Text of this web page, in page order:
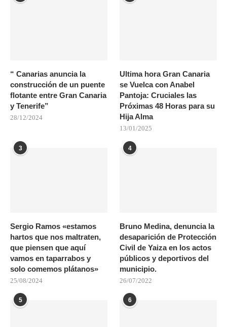
“ Canarias anuncia la
construcción de un puente
flotante entre Gran Canaria
y Tenerife”
28/12/2024
Ultima hora Gran Canaria
se Vuelca con Anabel
Pantoja: Cruciales las
Próximas 48 Horas para su
Hija Alma
13/01/2025
3
Sergio Ramos «estamos
hartos que nos maltraten,
que piensen que aquí
vamos en taparrabos y
solo comemos plátanos»
25/08/2024
4
Bruno Medina, denuncia la
desaparición de Protección
Civil de Yaiza en los actos
públicos y deportivos del
municipio.
26/07/2022
5 6